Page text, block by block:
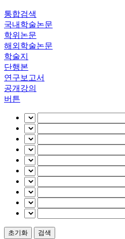
통합검색
국내학술논문
학위논문
해외학술논문
학술지
단행본
연구보고서
공개강의
버튼